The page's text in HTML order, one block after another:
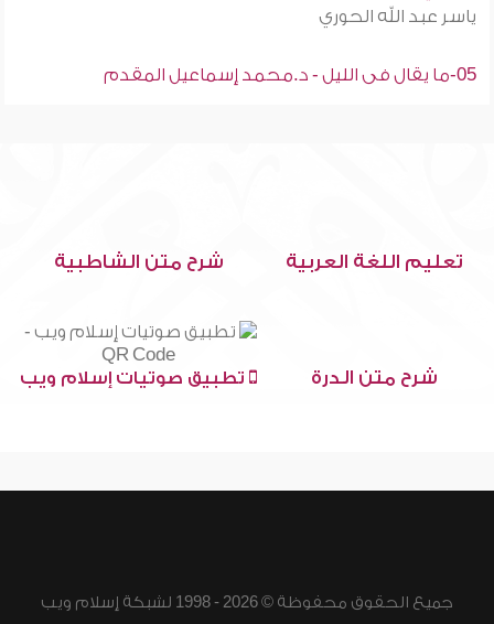
ياسر عبد الله الحوري
05-ما يقال فى الليل - د.محمد إسماعيل المقدم
تعليم اللغة العربية شرح متن الشاطبية
شرح متن الدرة تطبيق صوتيات إسلام ويب
جميع الحقوق محفوظة © 2026 - 1998 لشبكة إسلام ويب